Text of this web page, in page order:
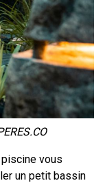
vous
un petit bassin